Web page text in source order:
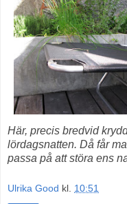
Här, precis bredvid
lördagsnatten. Då får
passa på att störa ens
Ulrika Good kl. 10:51